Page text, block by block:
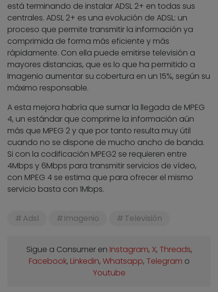
está terminando de instalar ADSL 2+ en todas sus
centrales. ADSL 2+ es una evolución de ADSL: un
proceso que permite transmitir la información ya
comprimida de forma más eficiente y más
rápidamente. Con ella puede emitirse televisión a
mayores distancias, que es lo que ha permitido a
Imagenio aumentar su cobertura en un 15%, según su
máximo responsable.
A esta mejora habría que sumar la llegada de MPEG
4, un estándar que comprime la información aún
más que MPEG 2 y que por tanto resulta muy útil
cuando no se dispone de mucho ancho de banda.
Si con la codificación MPEG2 se requieren entre
4Mbps y 6Mbps para transmitir servicios de vídeo,
con MPEG 4 se estima que para ofrecer el mismo
servicio basta con 1Mbps.
Adsl Imagenio Televisión
Sigue a Consumer en Instagram, X, Threads,
Facebook, Linkedin, Whatsapp, Telegram o
Youtube